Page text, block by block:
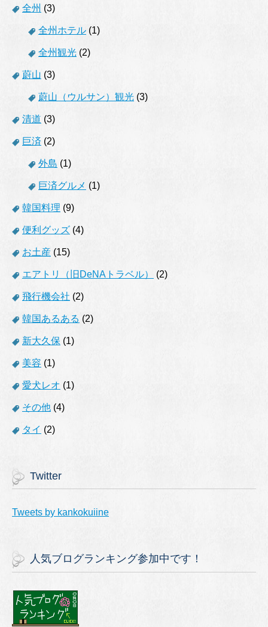
全州 (3)
全州ホテル (1)
全州観光 (2)
蔚山 (3)
蔚山（ウルサン）観光 (3)
清道 (3)
巨済 (2)
外島 (1)
巨済グルメ (1)
韓国料理 (9)
便利グッズ (4)
お土産 (15)
エアトリ（旧DeNAトラベル） (2)
飛行機会社 (2)
韓国あるある (2)
新大久保 (1)
美容 (1)
愛犬レオ (1)
その他 (4)
タイ (2)
Twitter
Tweets by kankokuiine
人気ブログランキング参加中です！